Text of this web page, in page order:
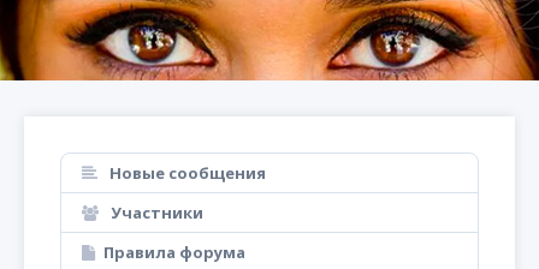
Новые сообщения
Участники
Правила форума